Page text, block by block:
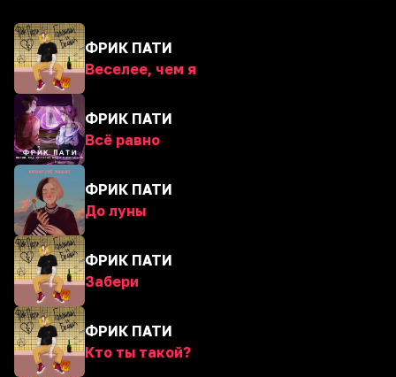
ФРИК ПАТИ
Веселее, чем я
ФРИК ПАТИ
Всё равно
ФРИК ПАТИ
До луны
ФРИК ПАТИ
Забери
ФРИК ПАТИ
Кто ты такой?